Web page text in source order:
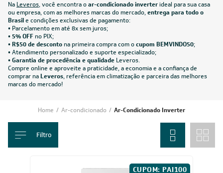
Na Leveros, você encontra oar-condicionado inverterideal para sua casa
ou empresa, com as melhores marcas do mercado,entrega para todo o
Brasile condições exclusivas de pagamento:
• Parcelamento em até 8x sem juros;
•5% OFFno PIX;
•R$50 de descontona primeira compra com ocupom BEMVINDO50;
•Atendimento personalizado e suporte especializado;
•Garantia de procedência e qualidade Leveros.
Compre online e aproveite a praticidade, a economia e a confiança de
comprar naLeveros, referência em climatização e parceira das melhores
marcas do mercado!
Home / Ar-condicionado / Ar-Condicionado Inverter
Filtro
CUPOM: PAI100